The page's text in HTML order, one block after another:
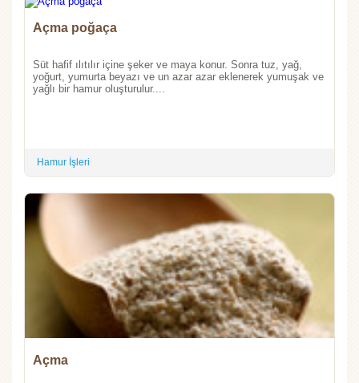
Açma poğaça
Süt hafif ılıtılır içine şeker ve maya konur. Sonra tuz, yağ,
yoğurt, yumurta beyazı ve un azar azar eklenerek yumuşak ve
yağlı bir hamur oluşturulur....
Hamur İşleri
Açma